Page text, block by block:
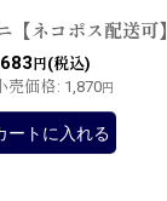
【ネコポス配送可】
円(税込)
売価格: 1,870円
ートに入れる